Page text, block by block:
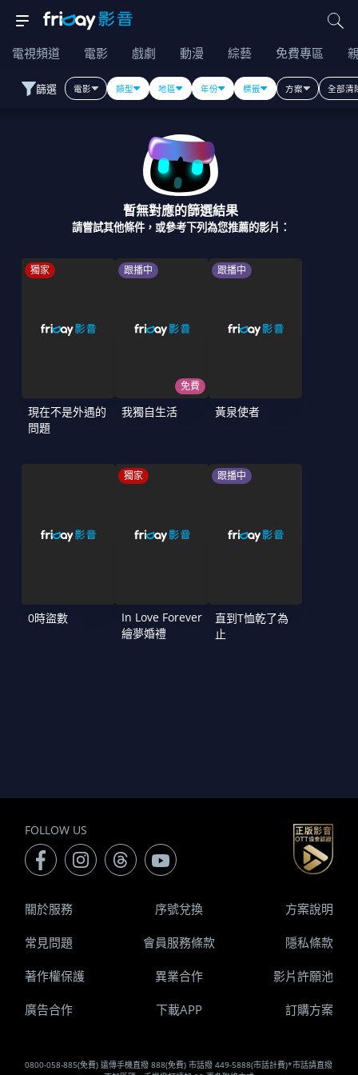
電視頻道 電影 戲劇 動漫 綜藝 免費專區
篩選 電影 類型 地區 年份 標籤 方案 全部清
暫無對應的篩選結果
請嘗試其他條件，或參考下列為您推薦的影片：
獨家
現在不是外遇的
問題
跟播中
免費
我獨自生活
跟播中
黃泉使者
0時盜數
獨家
In Love Forever
繪夢婚禮
跟播中
直到T恤乾了為
止
FOLLOW US
0800-058-885(免費) 遠傳手機直撥 888(免費) 市話撥 449-5888(市話計費)*市話請直撥
關於服務 序號兌換 方案說明
常見問題 會員服務條款 隱私條款
著作權保護 異業合作 影片許願池
廣告合作 下載APP 訂購方案